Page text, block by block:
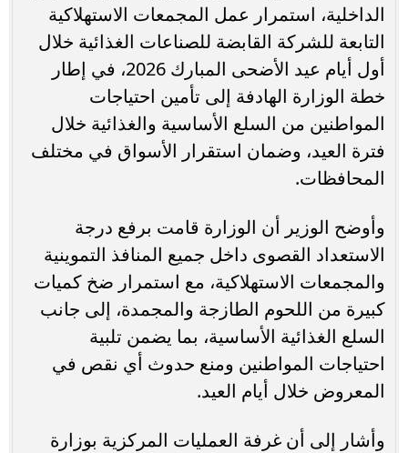
الداخلية، استمرار عمل المجمعات الاستهلاكية
التابعة للشركة القابضة للصناعات الغذائية خلال
أول أيام عيد الأضحى المبارك 2026، في إطار
خطة الوزارة الهادفة إلى تأمين احتياجات
المواطنين من السلع الأساسية والغذائية خلال
فترة العيد، وضمان استقرار الأسواق في مختلف
المحافظات.
وأوضح الوزير أن الوزارة قامت برفع درجة
الاستعداد القصوى داخل جميع المنافذ التموينية
والمجمعات الاستهلاكية، مع استمرار ضخ كميات
كبيرة من اللحوم الطازجة والمجمدة، إلى جانب
السلع الغذائية الأساسية، بما يضمن تلبية
احتياجات المواطنين ومنع حدوث أي نقص في
المعروض خلال أيام العيد.
وأشار إلى أن غرفة العمليات المركزية بوزارة